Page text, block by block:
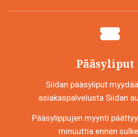
Pääsyliput
Siidan pääsyliput
asiakaspalvelusta Siidan
Pääsylippujen myynti
minuuttia ennen